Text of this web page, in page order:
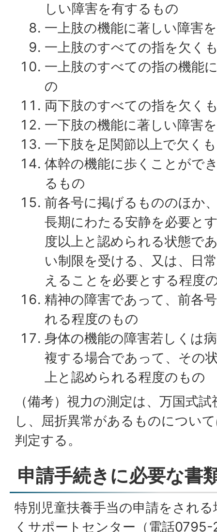
しい障害を有するもの
一上肢の機能に著しい障害
一上肢のすべての指を欠く
一上肢のすべての指の機能
の
両下肢のすべての指を欠く
一下肢の機能に著しい障害
一下肢を足関節以上で欠く
体幹の機能に歩くことがで
るもの
前各号に掲げるもののほか
長期にわたる安静を必要と
度以上と認められる状態で
い制限を受ける、又は、日
えることを必要とする程度
精神の障害であって、前各
れる程度のもの
身体の機能の障害若しくは
複する場合であって、その
上と認められる程度のもの
（備考）視力の測定は、万国式
し、屈折異常があるものについ
判定する。
申請手続きに必要な書
特別児童扶養手当の申請をされ
くサポートセンター（電話